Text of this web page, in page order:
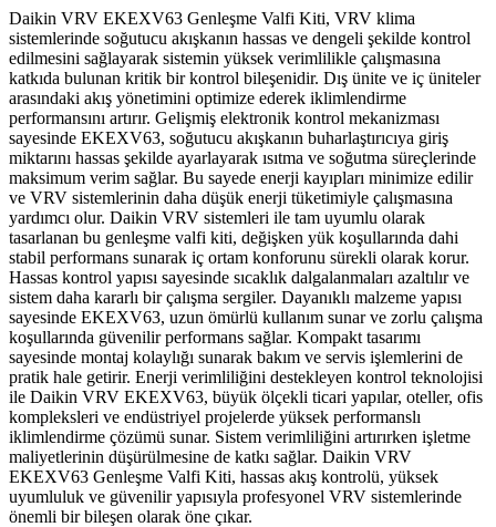
Daikin VRV EKEXV63 Genleşme Valfi Kiti, VRV klima
sistemlerinde soğutucu akışkanın hassas ve dengeli şekilde kontrol
edilmesini sağlayarak sistemin yüksek verimlilikle çalışmasına
katkıda bulunan kritik bir kontrol bileşenidir. Dış ünite ve iç üniteler
arasındaki akış yönetimini optimize ederek iklimlendirme
performansını artırır. Gelişmiş elektronik kontrol mekanizması
sayesinde EKEXV63, soğutucu akışkanın buharlaştırıcıya giriş
miktarını hassas şekilde ayarlayarak ısıtma ve soğutma süreçlerinde
maksimum verim sağlar. Bu sayede enerji kayıpları minimize edilir
ve VRV sistemlerinin daha düşük enerji tüketimiyle çalışmasına
yardımcı olur. Daikin VRV sistemleri ile tam uyumlu olarak
tasarlanan bu genleşme valfi kiti, değişken yük koşullarında dahi
stabil performans sunarak iç ortam konforunu sürekli olarak korur.
Hassas kontrol yapısı sayesinde sıcaklık dalgalanmaları azaltılır ve
sistem daha kararlı bir çalışma sergiler. Dayanıklı malzeme yapısı
sayesinde EKEXV63, uzun ömürlü kullanım sunar ve zorlu çalışma
koşullarında güvenilir performans sağlar. Kompakt tasarımı
sayesinde montaj kolaylığı sunarak bakım ve servis işlemlerini de
pratik hale getirir. Enerji verimliliğini destekleyen kontrol teknolojisi
ile Daikin VRV EKEXV63, büyük ölçekli ticari yapılar, oteller, ofis
kompleksleri ve endüstriyel projelerde yüksek performanslı
iklimlendirme çözümü sunar. Sistem verimliliğini artırırken işletme
maliyetlerinin düşürülmesine de katkı sağlar. Daikin VRV
EKEXV63 Genleşme Valfi Kiti, hassas akış kontrolü, yüksek
uyumluluk ve güvenilir yapısıyla profesyonel VRV sistemlerinde
önemli bir bileşen olarak öne çıkar.